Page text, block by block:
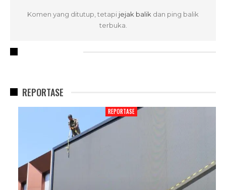
Komen yang ditutup, tetapi jejak balik dan ping balik
terbuka.
REPORTASE
REPORTASE